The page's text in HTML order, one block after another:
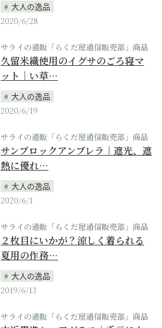
大人の逸品
2020/6/28
サライの通販「らくだ屋通信販売部」商品
久留米織使用のイグサのごろ寝マ
ット｜い草…
大人の逸品
2020/6/19
サライの通販「らくだ屋通信販売部」商品
サンブロックアンブレラ｜遮光、遮
熱に優れ…
大人の逸品
2020/6/1
サライの通販「らくだ屋通信販売部」商品
２枚目にいかが？涼しく着られる
夏用の作務…
大人の逸品
2019/6/13
サライの通販「らくだ屋通信販売部」商品